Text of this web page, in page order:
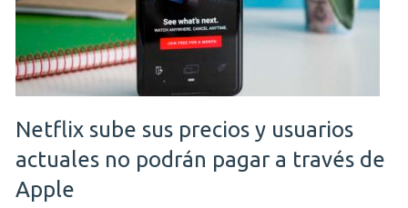
Netflix sube sus precios y usuarios
actuales no podrán pagar a través de
Apple